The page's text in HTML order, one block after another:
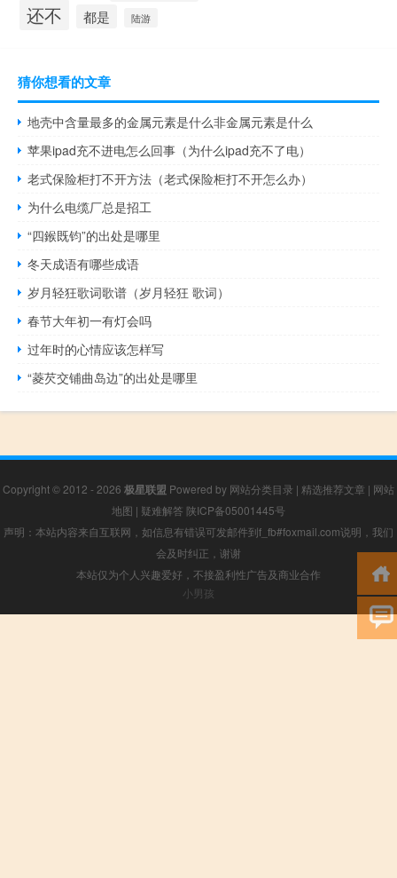
还不
都是 陆游
猜你想看的文章
地壳中含量最多的金属元素是什么非金属元素是什么
苹果ipad充不进电怎么回事（为什么ipad充不了电）
老式保险柜打不开方法（老式保险柜打不开怎么办）
为什么电缆厂总是招工
“四鍭既钧”的出处是哪里
冬天成语有哪些成语
岁月轻狂歌词歌谱（岁月轻狂 歌词）
春节大年初一有灯会吗
过年时的心情应该怎样写
“菱芡交铺曲岛边”的出处是哪里
Copyright © 2012 - 2026 极星联盟 Powered by 网站分类目录 | 精选推荐文章 | 网站
地图 | 疑难解答 陕ICP备05001445号
声明：本站内容来自互联网，如信息有错误可发邮件到f_fb#foxmail.com说明，我们
会及时纠正，谢谢
本站仅为个人兴趣爱好，不接盈利性广告及商业合作
小男孩